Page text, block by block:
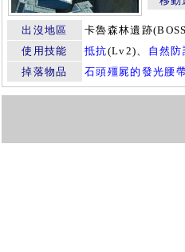
出沒地區
卡魯森林遺跡
使用技能
抵抗(Lv2)、 自然防
掉落物品
石頭殭屍的發光腰